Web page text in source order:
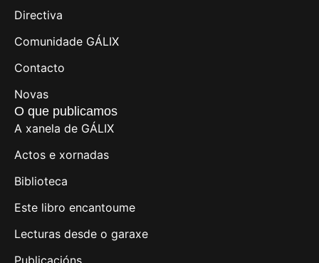
Directiva
Comunidade GÁLIX
Contacto
Novas
O que publicamos
A xanela de GÁLIX
Actos e xornadas
Biblioteca
Este libro encantoume
Lecturas desde o garaxe